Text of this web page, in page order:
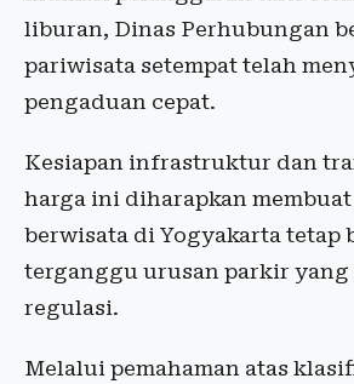
liburan, Dinas Perhubungan
pariwisata setempat telah
pengaduan cepat.
Kesiapan infrastruktur dan
harga ini diharapkan
berwisata di Yogyakarta tetap
terganggu urusan parkir yang
regulasi.
Melalui pemahaman atas